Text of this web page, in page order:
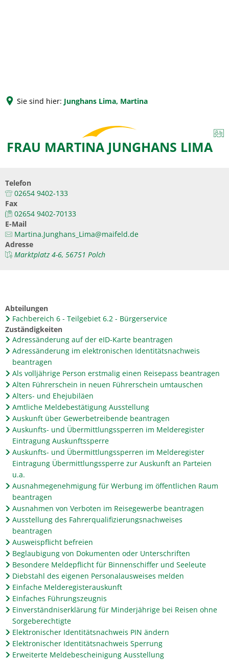
Sie sind hier: Junghans Lima, Martina
FRAU MARTINA JUNGHANS LIMA
Telefon
02654 9402-133
Fax
02654 9402-70133
E-Mail
Martina.Junghans_Lima@maifeld.de
Adresse
Marktplatz 4-6, 56751 Polch
Abteilungen
Fachbereich 6 - Teilgebiet 6.2 - Bürgerservice
Zuständigkeiten
Adressänderung auf der eID-Karte beantragen
Adressänderung im elektronischen Identitätsnachweis
beantragen
Als volljährige Person erstmalig einen Reisepass beantragen
Alten Führerschein in neuen Führerschein umtauschen
Alters- und Ehejubiläen
Amtliche Meldebestätigung Ausstellung
Auskunft über Gewerbetreibende beantragen
Auskunfts- und Übermittlungssperren im Melderegister
Eintragung Auskunftssperre
Auskunfts- und Übermittlungssperren im Melderegister
Eintragung Übermittlungssperre zur Auskunft an Parteien
u.a.
Ausnahmegenehmigung für Werbung im öffentlichen Raum
beantragen
Ausnahmen von Verboten im Reisegewerbe beantragen
Ausstellung des Fahrerqualifizierungsnachweises
beantragen
Ausweispflicht befreien
Beglaubigung von Dokumenten oder Unterschriften
Besondere Meldepflicht für Binnenschiffer und Seeleute
Diebstahl des eigenen Personalausweises melden
Einfache Melderegisterauskunft
Einfaches Führungszeugnis
Einverständniserklärung für Minderjährige bei Reisen ohne
Sorgeberechtigte
Elektronischer Identitätsnachweis PIN ändern
Elektronischer Identitätsnachweis Sperrung
Erweiterte Meldebescheinigung Ausstellung